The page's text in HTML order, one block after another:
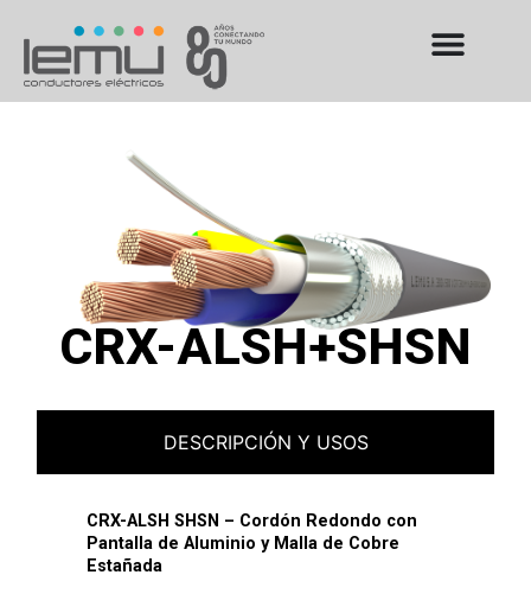
CRX-ALSH+SHSN
DESCRIPCIÓN Y USOS
CRX-ALSH SHSN – Cordón Redondo con
Pantalla de Aluminio y Malla de Cobre
Estañada